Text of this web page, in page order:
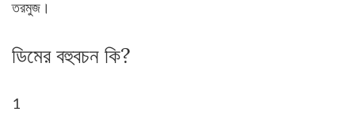
তরমুজ।
ডিমের বহুবচন কি?
1